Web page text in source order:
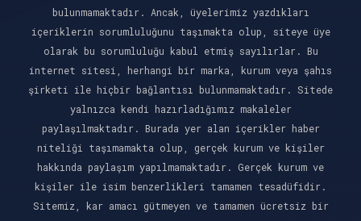
bulunmamaktadır. Ancak, üyelerimiz yazdıkları
içeriklerin sorumluluğunu taşımakta olup, siteye üye
olarak bu sorumluluğu kabul etmiş sayılırlar. Bu
internet sitesi, herhangi bir marka, kurum veya şahıs
şirketi ile hiçbir bağlantısı bulunmamaktadır. Sitede
yalnızca kendi hazırladığımız makaleler
paylaşılmaktadır. Burada yer alan içerikler haber
niteliği taşımamakta olup, gerçek kurum ve kişiler
hakkında paylaşım yapılmamaktadır. Gerçek kurum ve
kişiler ile isim benzerlikleri tamamen tesadüfidir.
Sitemiz, kar amacı gütmeyen ve tamamen ücretsiz bir